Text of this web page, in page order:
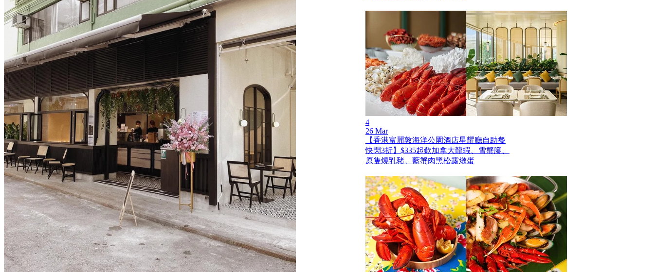
4
26 Mar
【香港富麗敦海洋公園酒店星耀廳自助餐
快閃3折】$335起歎加拿大龍蝦、雪蟹腳、
原隻燒乳豬、藍蟹肉黑松露燉蛋